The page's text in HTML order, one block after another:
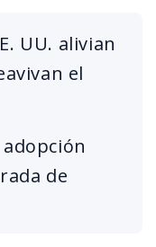
UU. alivian
el
de